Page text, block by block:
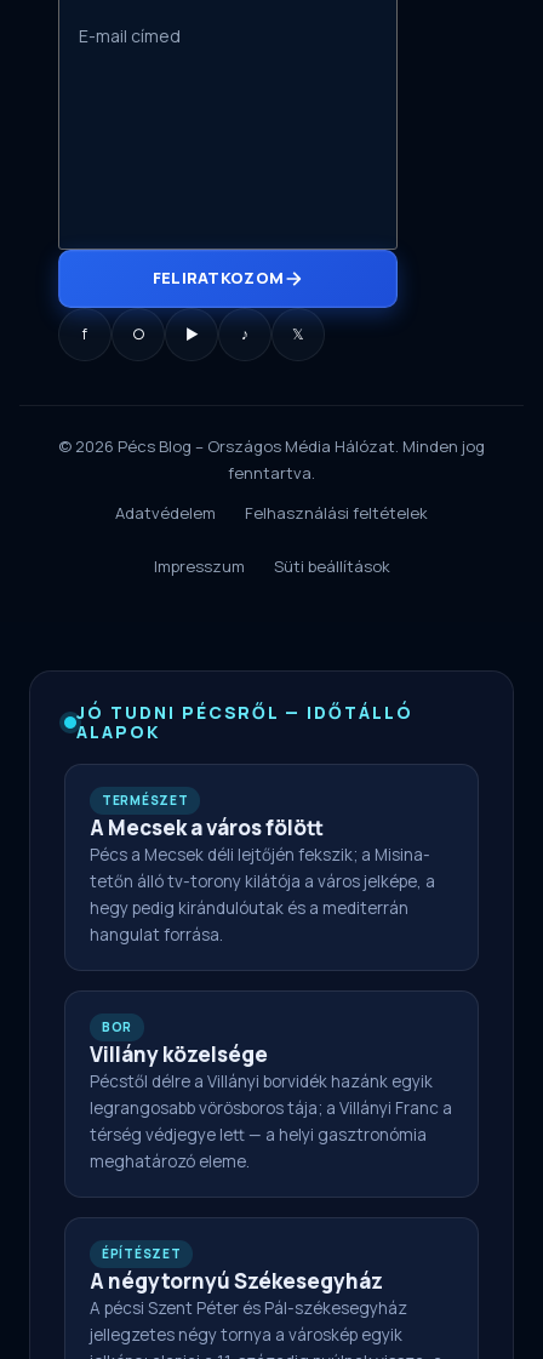
FELIRATKOZOM
f ○ ▶ ♪ 𝕏
© 2026 Pécs Blog – Országos Média Hálózat. Minden jog
fenntartva.
Adatvédelem
Felhasználási feltételek
Impresszum Süti beállítások
JÓ TUDNI PÉCSRŐL — IDŐTÁLLÓ
ALAPOK
TERMÉSZET
A Mecsek a város fölött
Pécs a Mecsek déli lejtőjén fekszik; a Misina-
tetőn álló tv-torony kilátója a város jelképe, a
hegy pedig kirándulóutak és a mediterrán
hangulat forrása.
BOR
Villány közelsége
Pécstől délre a Villányi borvidék hazánk egyik
legrangosabb vörösboros tája; a Villányi Franc a
térség védjegye lett — a helyi gasztronómia
meghatározó eleme.
ÉPÍTÉSZET
A négytornyú Székesegyház
A pécsi Szent Péter és Pál-székesegyház
jellegzetes négy tornya a városkép egyik